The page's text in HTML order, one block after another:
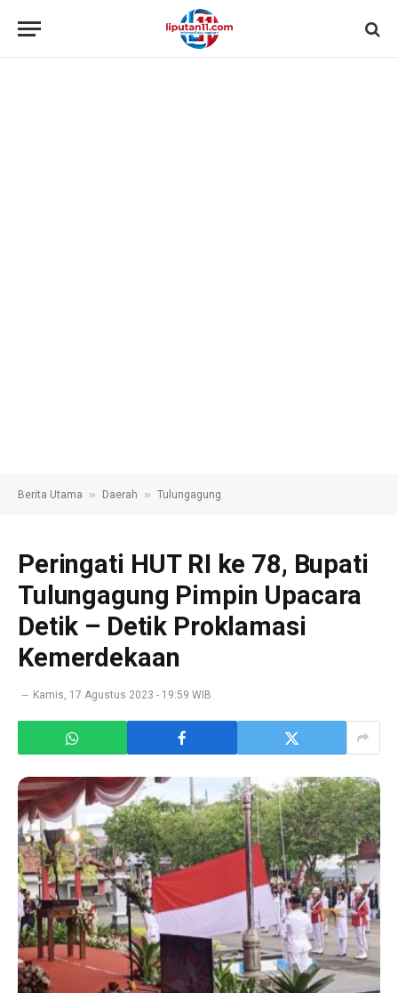
Berita Utama » Daerah » Tulungagung
Peringati HUT RI ke 78, Bupati
Tulungagung Pimpin Upacara
Detik – Detik Proklamasi
Kemerdekaan
Kamis, 17 Agustus 2023 - 19:59 WIB